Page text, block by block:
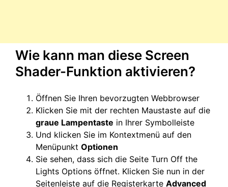
Wie kann man diese Screen
Shader-Funktion aktivieren?
Öffnen Sie Ihren bevorzugten Webbrowser
Klicken Sie mit der rechten Maustaste auf die
graue Lampentaste in Ihrer Symbolleiste
Und klicken Sie im Kontextmenü auf den
Menüpunkt Optionen
Sie sehen, dass sich die Seite Turn Off the
Lights Options öffnet. Klicken Sie nun in der
Seitenleiste auf die Registerkarte Advanced